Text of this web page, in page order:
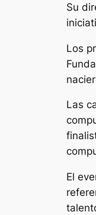
Su
Los
Las
El